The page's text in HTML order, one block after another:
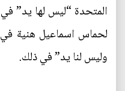
المتحدة “ليس لها يد”
لحماس اسماعيل هنية
وليس لنا يد” في ذلك.